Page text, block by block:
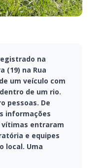
na manhã
Rua Paulista, em
placas paraguaias
carro estavam quatro
as primeiras
local, duas vítimas
e
no local. Uma